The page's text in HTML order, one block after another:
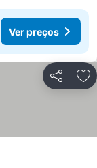
Ver preços
Partilhar